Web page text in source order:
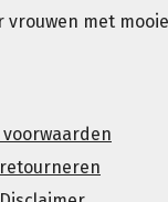
vrouwen met